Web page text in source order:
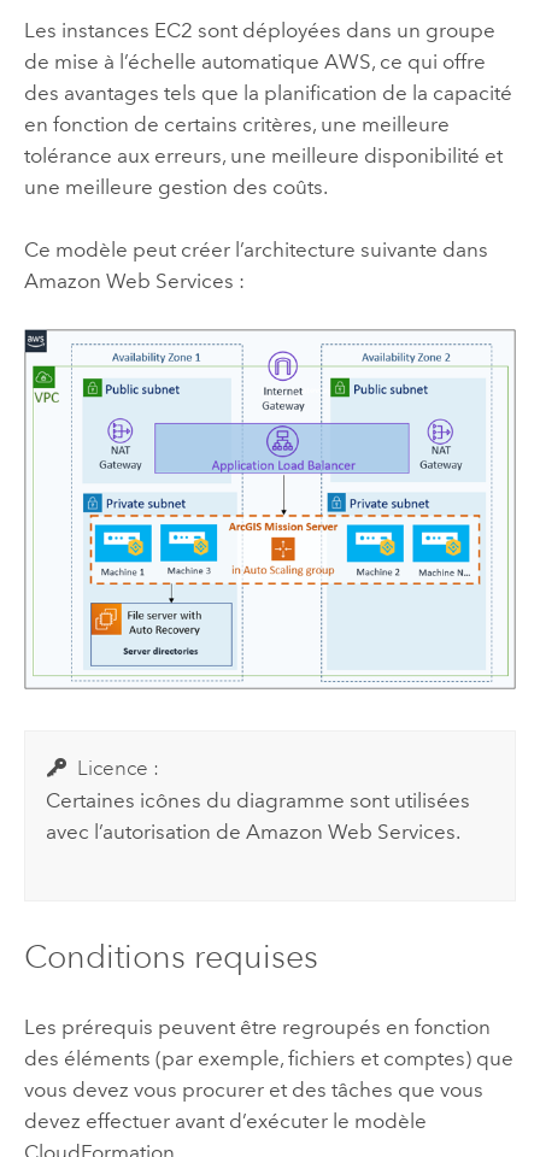
Les instances EC2 sont déployées dans un groupe
de mise à l’échelle automatique AWS, ce qui offre
des avantages tels que la planification de la capacité
en fonction de certains critères, une meilleure
tolérance aux erreurs, une meilleure disponibilité et
une meilleure gestion des coûts.
Ce modèle peut créer l’architecture suivante dans
Amazon Web Services :
Licence :
Certaines icônes du diagramme sont utilisées
avec l’autorisation deAmazon Web Services.
Conditions requises
Les prérequis peuvent être regroupés en fonction
des éléments (par exemple, fichiers et comptes) que
vous devez vous procurer et des tâches que vous
devez effectuer avant d’exécuter le modèle